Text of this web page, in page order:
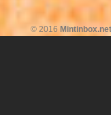
© 2016 Mintinbox.net